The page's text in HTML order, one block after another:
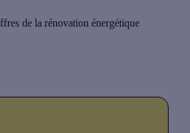
de la rénovation énergétique